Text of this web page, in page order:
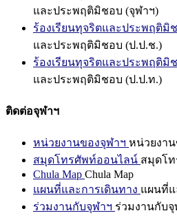
และประพฤติมิชอบ (จุฬาฯ)
ร้องเรียนทุจริตและประพฤติมิ
และประพฤติมิชอบ (ป.ป.ช.)
ร้องเรียนทุจริตและประพฤติมิ
และประพฤติมิชอบ (ป.ป.ท.)
ติดต่อจุฬาฯ
หน่วยงานของจุฬาฯ หน่วยงา
สมุดโทรศัพท์ออนไลน์ สมุดโ
Chula Map Chula Map
แผนที่และการเดินทาง แผนที่แ
ร่วมงานกับจุฬาฯ ร่วมงานกับจุ